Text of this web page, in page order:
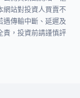
網站對投資人買賣不
遇傳輸中斷、延遲及
責，投資前請謹慎評